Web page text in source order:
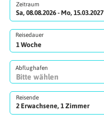
Zeitraum
Sa, 08.08.2026 - Mo, 15.03.2027
Reisedauer
Abflughafen
Reisende
2 Erwachsene, 1 Zimmer